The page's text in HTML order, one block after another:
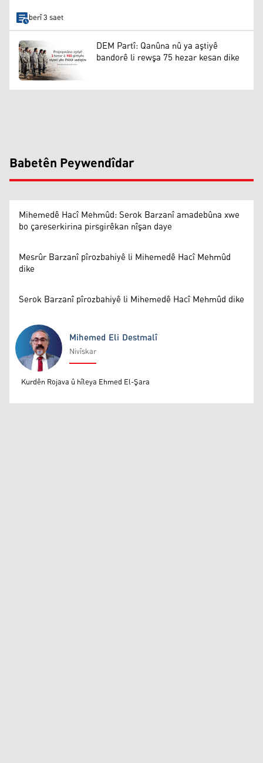
berî 3 saet
DEM Partî: Qanûna nû ya aştiyê
bandorê li rewşa 75 hezar kesan dike
Babetên Peywendîdar
Mihemedê Hacî Mehmûd: Serok Barzanî amadebûna xwe
bo çareserkirina pirsgirêkan nîşan daye
Mesrûr Barzanî pîrozbahiyê li Mihemedê Hacî Mehmûd
dike
Serok Barzanî pîrozbahiyê li Mihemedê Hacî Mehmûd dike
Mihemed Eli Destmalî
Mihemed Eli Destmalî
Nivîskar
Kurdên Rojava û hîleya Ehmed El-Şara